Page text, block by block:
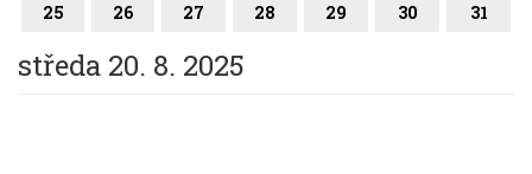
25 26 27 28 29 30 31
středa 20. 8. 2025